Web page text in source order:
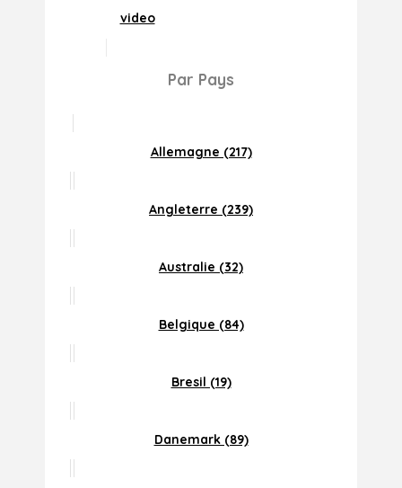
video
Par Pays
Allemagne (217)
Angleterre (239)
Australie (32)
Belgique (84)
Bresil (19)
Danemark (89)